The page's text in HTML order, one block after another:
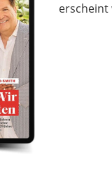
erscheint